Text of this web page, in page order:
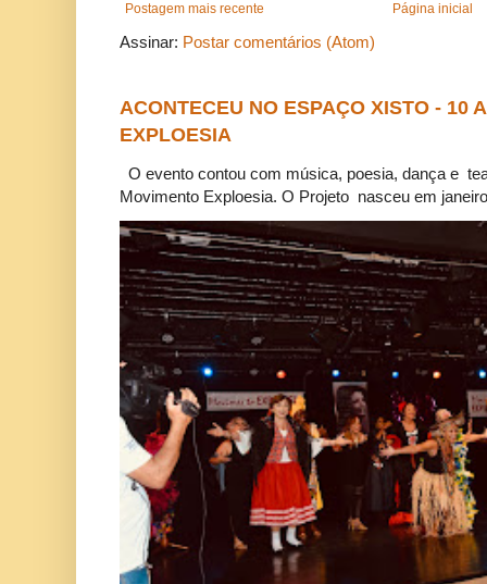
Postagem mais recente Página inicial
Assinar: Postar comentários (Atom)
ACONTECEU NO ESPAÇO XISTO - 10
EXPLOESIA
O evento contou com música, poesia, dança e
Movimento Exploesia. O Projeto nasceu em